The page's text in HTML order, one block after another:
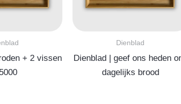
+ 2 vissen
Dienblad
Dienblad | geef ons heden
dagelijks brood